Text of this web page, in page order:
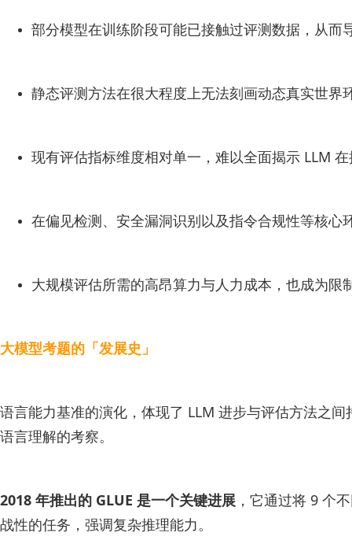
部分模型在训练阶段可能已接触过评测数据，从而
静态评测方法在很大程度上无法刻画动态真实世
现有评估指标维度相对单一，难以全面揭示 LLM
在偏见检测、安全漏洞识别以及指令合规性等核
大规模评估所需的高昂算力与人力成本，也成为
大模型考题的「发展史」
语言能力基准的演化，体现了 LLM 进步与评估方法之
语言理解的考察。
2018 年推出的 GLUE 是一个关键进展 ，它通过将 9 个
战性的任务，强调复杂推理能力。